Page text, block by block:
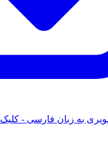
به زبان فارسی - کلیک کنید